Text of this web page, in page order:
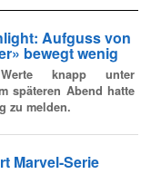
Aufguss von
bewegt wenig
knapp unter
späteren Abend hatte
zu melden.
Marvel-Serie